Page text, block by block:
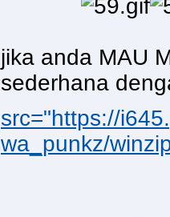
jika anda MAU
sederhana
src="https://
wa_punkz/